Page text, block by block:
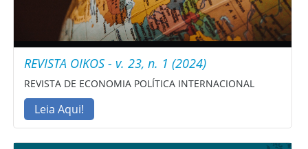
REVISTA OIKOS - v. 23, n. 1 (2024)
REVISTA DE ECONOMIA POLÍTICA INTERNACIONAL
Leia Aqui!